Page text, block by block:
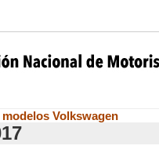
Volkswagen